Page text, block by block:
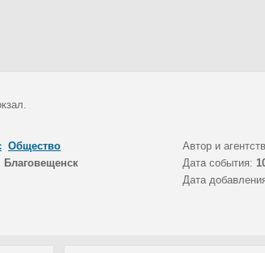
Общество Автор и
Дата события:
Дата